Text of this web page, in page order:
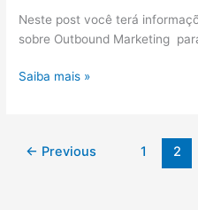
Neste post você terá
sobre Outbound Marketing
Outbound
Saiba mais »
← Previous 1 2